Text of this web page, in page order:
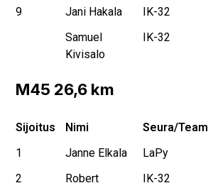
9 Jani Hakala IK-32
Samuel
Kivisalo
IK-32
M45 26,6 km
Sijoitus Nimi Seura/Team
1
Janne Elkala LaPy
2
Robert
IK-32